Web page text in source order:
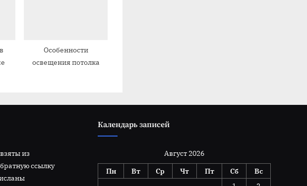
Особенности
освещения потолка
из
ссылку
Календарь записей
Август 2026
Пн
Вт Ср Чт Пт Сб
Вс